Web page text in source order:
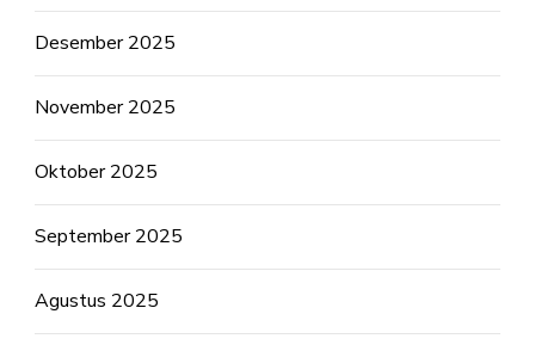
Desember 2025
November 2025
Oktober 2025
September 2025
Agustus 2025